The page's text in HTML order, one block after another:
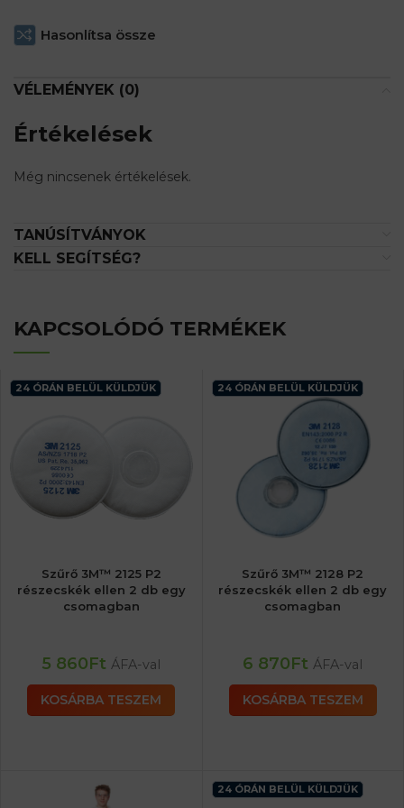
Hasonlítsa össze
VÉLEMÉNYEK (0)
Értékelések
Még nincsenek értékelések.
TANÚSÍTVÁNYOK
KELL SEGÍTSÉG?
KAPCSOLÓDÓ TERMÉKEK
24 ÓRÁN BELÜL KÜLDJÜK
Szűrő 3M™ 2125 P2
részecskék ellen 2 db egy
csomagban
5 860Ft ÁFA-val
KOSÁRBA TESZEM
24 ÓRÁN BELÜL KÜLDJÜK
Szűrő 3M™ 2128 P2
részecskék ellen 2 db egy
csomagban
6 870Ft ÁFA-val
KOSÁRBA TESZEM
24 ÓRÁN BELÜL KÜLDJÜK